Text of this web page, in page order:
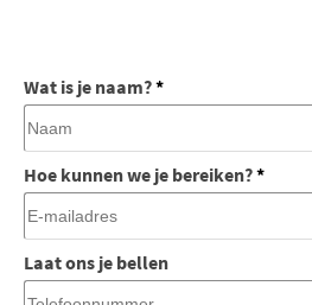
Wat is je naam?*
Hoe kunnen we je bereiken?*
Laat ons je bellen